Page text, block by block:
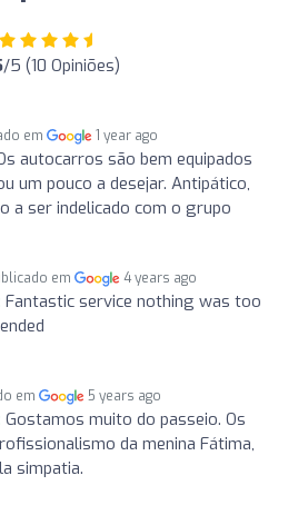
/5 (10 Opiniões)
em 1 year ago
autocarros são bem equipados
um pouco a desejar. Antipático,
a ser indelicado com o grupo
em 4 years ago
Fantastic service nothing was too
em 5 years ago
Gostamos muito do passeio. Os
da menina Fátima,
simpatia.